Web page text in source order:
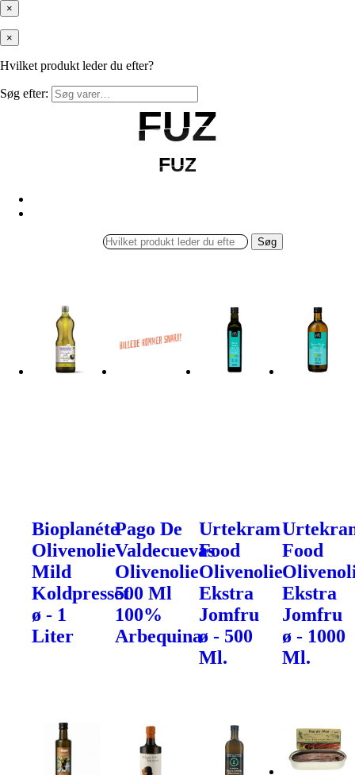
×
×
Hvilket produkt leder du efter?
Søg efter:
FUZ
FUZ
FUZ
FUZ
Søg
Bioplanéte
Olivenolie
Mild
Koldpresset
ø - 1
Liter
Pago De
Valdecuevas
Olivenolie
500 Ml
100%
Arbequina
Urtekram
Food
Olivenolie
Ekstra
Jomfru
ø - 500
Ml.
Food
Ekstra
Jomfru
ø - 1000
Ml.